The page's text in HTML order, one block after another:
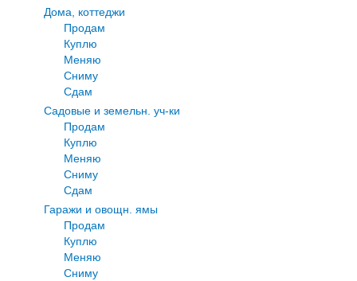
Дома, коттеджи
Продам
Куплю
Меняю
Сниму
Сдам
Садовые и земельн. уч-ки
Продам
Куплю
Меняю
Сниму
Сдам
Гаражи и овощн. ямы
Продам
Куплю
Меняю
Сниму